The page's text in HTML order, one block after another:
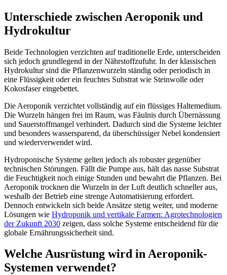
Unterschiede zwischen Aeroponik und
Hydrokultur
Beide Technologien verzichten auf traditionelle Erde, unterscheiden
sich jedoch grundlegend in der Nährstoffzufuhr. In der klassischen
Hydrokultur sind die Pflanzenwurzeln ständig oder periodisch in
eine Flüssigkeit oder ein feuchtes Substrat wie Steinwolle oder
Kokosfaser eingebettet.
Die Aeroponik verzichtet vollständig auf ein flüssiges Haltemedium.
Die Wurzeln hängen frei im Raum, was Fäulnis durch Übernässung
und Sauerstoffmangel verhindert. Dadurch sind die Systeme leichter
und besonders wassersparend, da überschüssiger Nebel kondensiert
und wiederverwendet wird.
Hydroponische Systeme gelten jedoch als robuster gegenüber
technischen Störungen. Fällt die Pumpe aus, hält das nasse Substrat
die Feuchtigkeit noch einige Stunden und bewahrt die Pflanzen. Bei
Aeroponik trocknen die Wurzeln in der Luft deutlich schneller aus,
weshalb der Betrieb eine strenge Automatisierung erfordert.
Dennoch entwickeln sich beide Ansätze stetig weiter, und moderne
Lösungen wie Hydroponik und vertikale Farmen: Agrotechnologien
der Zukunft 2030 zeigen, dass solche Systeme entscheidend für die
globale Ernährungssicherheit sind.
Welche Ausrüstung wird in Aeroponik-
Systemen verwendet?